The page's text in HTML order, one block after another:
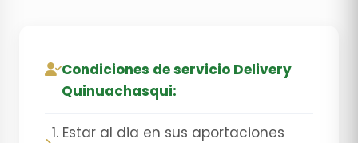
Condiciones de servicio Delivery
Quinuachasqui:
1. Estar al dia en sus aportaciones